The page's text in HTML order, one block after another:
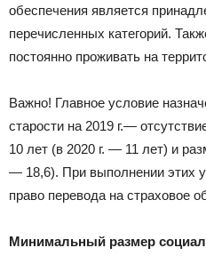
обеспечения является
перечисленных категорий.
постоянно проживать на
Важно! Главное условие
старости на 2019 г.—
10 лет (в 2020 г. — 11 лет) и
— 18,6). При выполнении этих
право перевода на страховое
Минимальный размер